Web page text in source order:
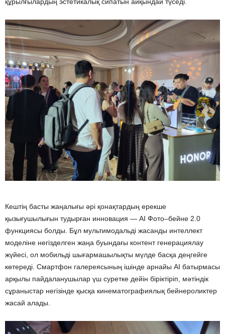
Кештің басты жаңалығы әрі қонақтардың ерекше
қызығушылығын тудырған инновация — AI Фото–бейне 2.0
функциясы болды. Бұл мультимодальді жасанды интеллект
моделіне негізделген жаңа буындағы контент генерациялау
жүйесі, ол мобильді шығармашылықты мүлде басқа деңгейге
көтереді. Смартфон галереясының ішінде арнайы AI батырмасы
арқылы пайдаланушылар үш суретке дейін біріктіріп, мәтіндік
сұраныстар негізінде қысқа кинематографиялық бейнероликтер
жасай алады.